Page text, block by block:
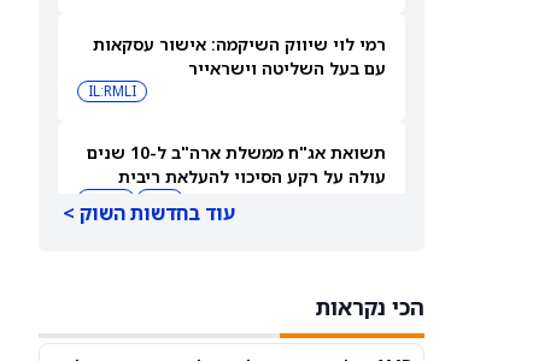
רמי לוי שיווק השיקמה: אישור עסקאות
עם בעל השליטה וישראייר
IL:RMLI
תשואת אג"ח ממשלת ארה"ב ל-10 שנים
עולה על רקע הסיכוי להעלאת ריבית
עוד בחדשות השוק >
הכי נקראות